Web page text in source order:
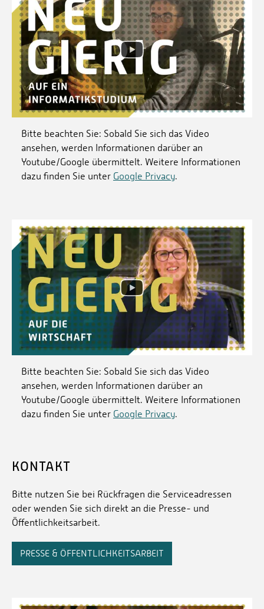
Bitte beachten Sie: Sobald Sie sich das Video
ansehen, werden Informationen darüber an
Youtube/Google übermittelt. Weitere Informationen
dazu finden Sie unter Google Privacy.
Bitte beachten Sie: Sobald Sie sich das Video
ansehen, werden Informationen darüber an
Youtube/Google übermittelt. Weitere Informationen
dazu finden Sie unter Google Privacy.
KONTAKT
Bitte nutzen Sie bei Rückfragen die Serviceadressen
oder wenden Sie sich direkt an die Presse- und
Öffentlichkeitsarbeit.
PRESSE & ÖFFENTLICHKEITSARBEIT